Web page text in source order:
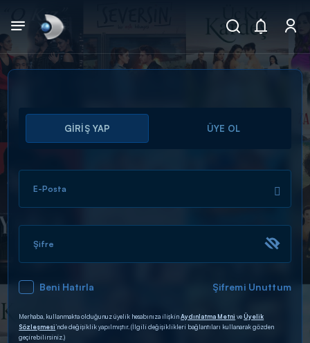
Arama
ARAMA SONUÇLARI
DİĞER SONUÇLAR
GİRİŞ YAP ÜYE OL
E-Posta
Şifre
Beni Hatırla Şifremi Unuttum
Merhaba, kullanmakta olduğunuz üyelik hesabınıza ilişkinAydınlatma Metni veÜyelik
Sözleşmesi’nde değişiklik yapılmıştır. (İlgili değişiklikleri bağlantıları kullanarak gözden
geçirebilirsiniz.)